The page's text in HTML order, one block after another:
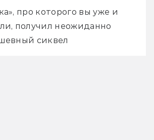
про которого вы уже и
получил неожиданно
сиквел